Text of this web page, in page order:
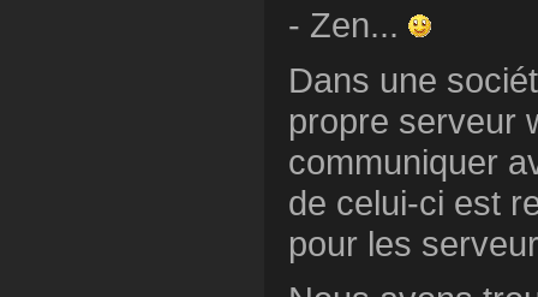
- Zen...
Dans une
propre serveur
communiquer
de celui-ci est
pour les